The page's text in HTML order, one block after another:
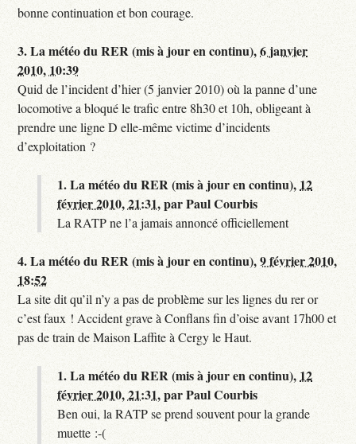
bonne continuation et bon courage.
3.La météo du RER (mis à jour en continu),6 janvier
2010, 10:39
Quid de l’incident d’hier (5 janvier 2010) où la panne d’une
locomotive a bloqué le trafic entre 8h30 et 10h, obligeant à
prendre une ligne D elle-même victime d’incidents
d’exploitation ?
1.La météo du RER (mis à jour en continu), 12
février 2010, 21:31,parPaul Courbis
La RATP ne l’a jamais annoncé officiellement
4.La météo du RER (mis à jour en continu),9 février 2010,
18:52
La site dit qu’il n’y a pas de problème sur les lignes du rer or
c’est faux ! Accident grave à Conflans fin d’oise avant 17h00 et
pas de train de Maison Laffite à Cergy le Haut.
1.La météo du RER (mis à jour en continu), 12
février 2010, 21:31,parPaul Courbis
Ben oui, la RATP se prend souvent pour la grande
muette :-(